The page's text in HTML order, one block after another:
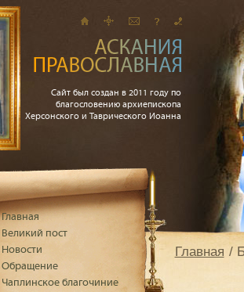
Сайт был создан в 2011 году по
благословению архиепископа
Херсонского и Таврического Иоанна
Главная
Главная
Великий пост
Новости
Обращение
Чаплинское благочиние